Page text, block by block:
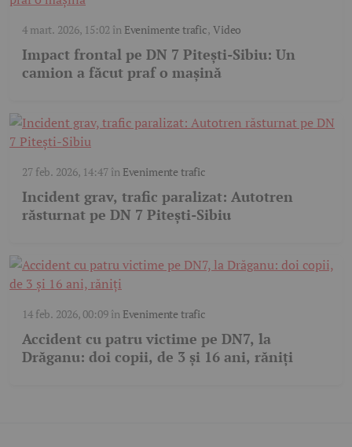
4 mart. 2026, 15:02 în Evenimente trafic, Video
Impact frontal pe DN 7 Pitești-Sibiu: Un
camion a făcut praf o mașină
27 feb. 2026, 14:47în Evenimente trafic
Incident grav, trafic paralizat: Autotren
răsturnat pe DN 7 Pitești-Sibiu
14 feb. 2026, 00:09în Evenimente trafic
Accident cu patru victime pe DN7, la
Drăganu: doi copii, de 3 și 16 ani, răniți